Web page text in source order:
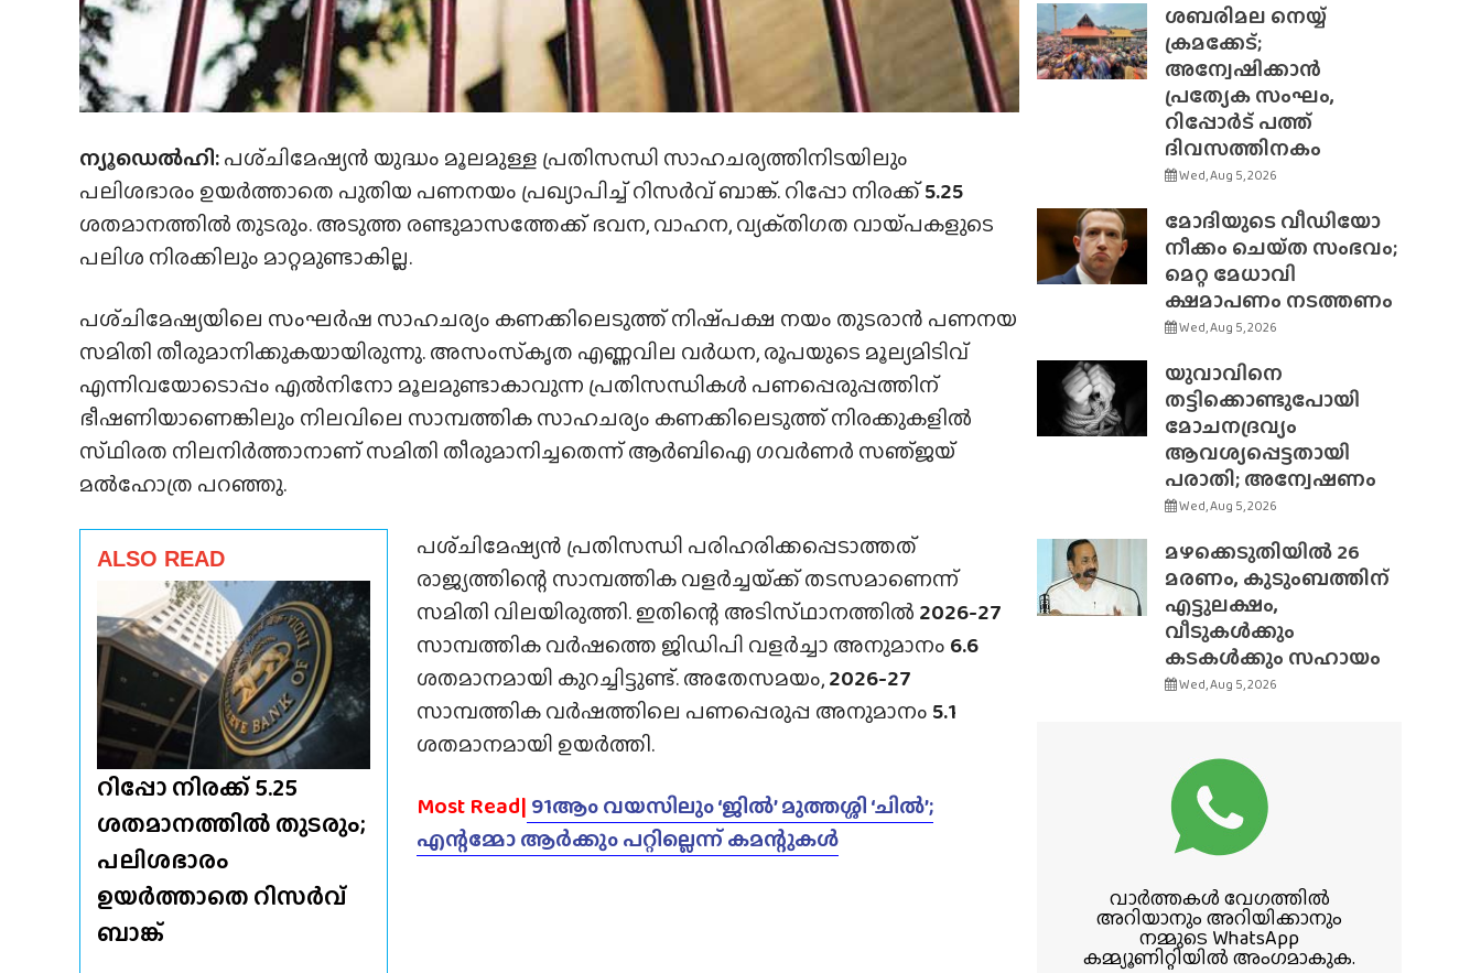
ന്യൂഡെൽഹി:പശ്‌ചിമേഷ്യൻ യുദ്ധം മൂലമുള്ള പ്രതിസന്ധി സാഹചര്യത്തിനിടയിലും
പലിശഭാരം ഉയർത്താതെ പുതിയ പണനയം പ്രഖ്യാപിച്ച് റിസർവ് ബാങ്ക്. റിപ്പോ നിരക്ക്5.25
ശതമാനത്തിൽ തുടരും. അടുത്ത രണ്ടുമാസത്തേക്ക് ഭവന, വാഹന, വ്യക്‌തിഗത വായ്‌പകളുടെ
പലിശ നിരക്കിലും മാറ്റമുണ്ടാകില്ല.
പശ്‌ചിമേഷ്യയിലെ സംഘർഷ സാഹചര്യം കണക്കിലെടുത്ത് നിഷ്‌പക്ഷ നയം തുടരാൻ പണനയ
സമിതി തീരുമാനിക്കുകയായിരുന്നു. അസംസ്‌കൃത എണ്ണവില വർധന, രൂപയുടെ മൂല്യമിടിവ്
എന്നിവയോടൊപ്പം എൽനിനോ മൂലമുണ്ടാകാവുന്ന പ്രതിസന്ധികൾ പണപ്പെരുപ്പത്തിന്
ഭീഷണിയാണെങ്കിലും നിലവിലെ സാമ്പത്തിക സാഹചര്യം കണക്കിലെടുത്ത് നിരക്കുകളിൽ
സ്‌ഥിരത നിലനിർത്താനാണ് സമിതി തീരുമാനിച്ചതെന്ന് ആർബിഐ ഗവർണർ സഞ്‌ജയ്‌
മൽഹോത്ര പറഞ്ഞു.
ALSO READ
റിപ്പോ നിരക്ക് 5.25
ശതമാനത്തിൽ തുടരും;
പലിശഭാരം
ഉയർത്താതെ റിസർവ്
ബാങ്ക്
പശ്‌ചിമേഷ്യൻ പ്രതിസന്ധി പരിഹരിക്കപ്പെടാത്തത്
രാജ്യത്തിന്റെ സാമ്പത്തിക വളർച്ചയ്‌ക്ക് തടസമാണെന്ന്
സമിതി വിലയിരുത്തി. ഇതിന്റെ അടിസ്‌ഥാനത്തിൽ 2026-27
സാമ്പത്തിക വർഷത്തെ ജിഡിപി വളർച്ചാ അനുമാനം 6.6
ശതമാനമായി കുറച്ചിട്ടുണ്ട്. അതേസമയം,2026-27
സാമ്പത്തിക വർഷത്തിലെ പണപ്പെരുപ്പ അനുമാനം 5.1
ശതമാനമായി ഉയർത്തി.
Most Read| 91ആം വയസിലും ‘ജിൽ’ മുത്തശ്ശി ‘ചിൽ’;
എന്റമ്മോ ആർക്കും പറ്റില്ലെന്ന് കമന്റുകൾ
ശബരിമല നെയ്യ്
ക്രമക്കേട്;
അന്വേഷിക്കാൻ
പ്രത്യേക സംഘം,
റിപ്പോർട് പത്ത്
ദിവസത്തിനകം
Wed, Aug 5, 2026
മോദിയുടെ വീഡിയോ
നീക്കം ചെയ്‌ത സംഭവം;
മെറ്റ മേധാവി
ക്ഷമാപണം നടത്തണം
Wed, Aug 5, 2026
യുവാവിനെ
തട്ടിക്കൊണ്ടുപോയി
മോചനദ്രവ്യം
ആവശ്യപ്പെട്ടതായി
പരാതി; അന്വേഷണം
Wed, Aug 5, 2026
മഴക്കെടുതിയിൽ 26
മരണം, കുടുംബത്തിന്
എട്ടുലക്ഷം,
വീടുകൾക്കും
കടകൾക്കും സഹായം
Wed, Aug 5, 2026
വാർത്തകൾ വേഗത്തിൽ
അറിയാനും അറിയിക്കാനും
നമ്മുടെ WhatsApp
കമ്മ്യൂണിറ്റിയിൽ അംഗമാകുക.